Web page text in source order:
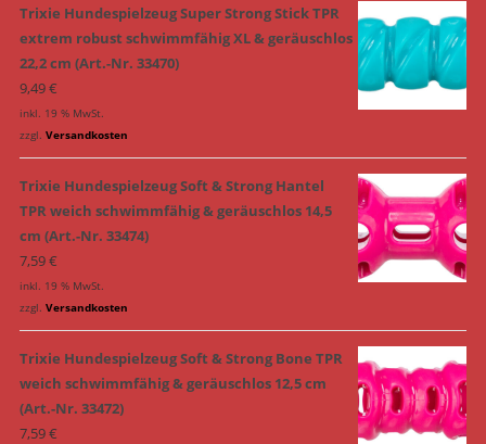
Trixie Hundespielzeug Super Strong Stick TPR
extrem robust schwimmfähig XL & geräuschlos
22,2 cm (Art.-Nr. 33470)
9,49€
inkl. 19 % MwSt.
zzgl. Versandkosten
Trixie Hundespielzeug Soft & Strong Hantel
TPR weich schwimmfähig & geräuschlos 14,5
cm (Art.-Nr. 33474)
7,59€
inkl. 19 % MwSt.
zzgl. Versandkosten
Trixie Hundespielzeug Soft & Strong Bone TPR
weich schwimmfähig & geräuschlos 12,5 cm
(Art.-Nr. 33472)
7,59€